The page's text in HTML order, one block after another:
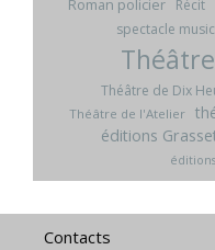
Roman policier Récit
spectacle
Théâtre
Théâtre de Dix
Théâtre de l'Atelier
éditions
Contacts